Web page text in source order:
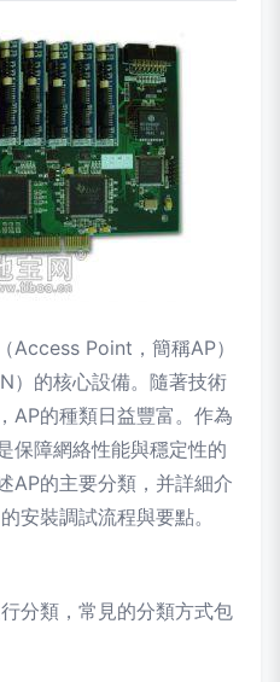
Access Point，簡稱AP）
）的核心設備。隨著技術
AP的種類日益豐富。作為
保障網絡性能與穩定性的
AP的主要分類，并詳細介
安裝調試流程與要點。
分類，常見的分類方式包